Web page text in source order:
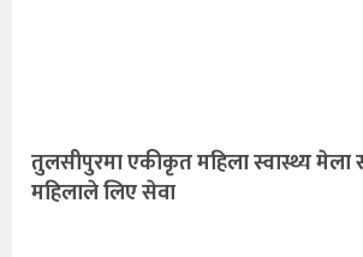
तुलसीपुरमा एकीकृत महिला स्वास्थ्य मेला
महिलाले लिए सेवा